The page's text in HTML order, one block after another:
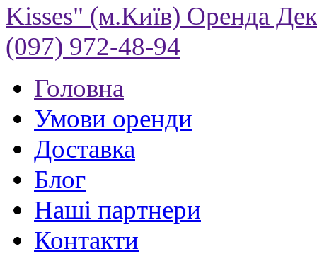
Головна
Умови оренди
Доставка
Блог
Нашi партнери
Контакти